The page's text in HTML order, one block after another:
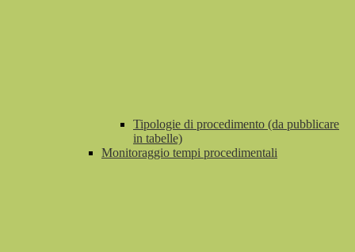
Tipologie di procedimento (da pubblicare
in tabelle)
Monitoraggio tempi procedimentali